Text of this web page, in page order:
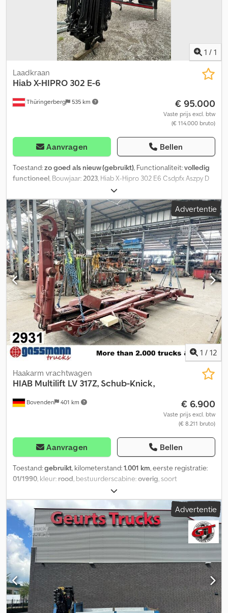
1 / 1
Thüringerberg 535 km
Laadkraan
HiabX-HIPRO 302 E-6
€ 95.000
Vaste prijs excl. btw
(€ 114.000 bruto)
Aanvragen Bellen
Toestand:zo goed als nieuw (gebruikt), Functionaliteit:volledig
functioneel, Bouwjaar:2023, Hiab X-Hipro 302 E6 Csdpfx Aszpy D
Eja Teha Draagvermogenklasse 28 tm ADV: verticale demping van
de kraanarm, steunpoten met een maximale uitbreidingsbreedte
van circa 6,80 m, hydraulisch zijdelings in- en uitschuifbare
steunpoten, 6 hydraulische schuifstukken, versterkte uitvoering,
hydraulisch uitschuifbaar van 4,50 tot 16,20 m, lastoog met
ophanging, ophanging voor zware lastoog aan de knikarm, XS
Drive draadloze afstandsbediening (elektronica systeem SPACE
X4), afneembare HIAB-achtersteunconsoles tot 30 mto.
Advertentie
1 / 12
Bovenden 401 km
Haakarm vrachtwagen
HIAB Multilift LV 317Z, Schub-Knick,
€ 6.900
Vaste prijs excl. btw
(€ 8.211 bruto)
Aanvragen Bellen
Toestand:gebruikt, kilometerstand:1.001 km, eerste registratie:
01/1990, kleur: rood, bestuurderscabine:overig, soort
, Bouwjaar:1990
Opbouw: Dautel wisselopbouw met 17 ton haakarmensysteem
HIAB Multilift LV 317 Z met hydraulische vergrendeling en
schuifbare knikarm voor containers tot 5,5 m. Optioneel
verkrijgbaar: driezijdige kipperopbouw met 4 steunpoten tegen
een meerprijs van 12.900 EUR. ACCESSOIRES: GEEN GARANTIE,
wijzigingen, tussenverkoop en vergissingen voorbehouden!
Chjdpozczh Tofx Aa Tsa
Advertentie